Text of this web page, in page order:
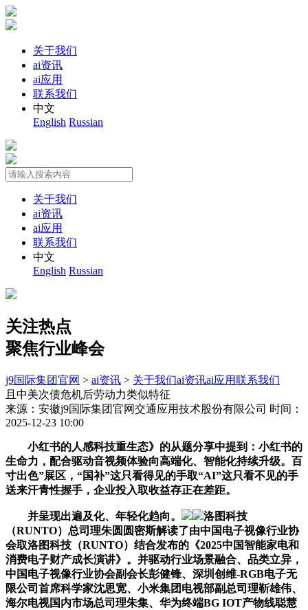
关于我们
ai资讯
ai应用
联系我们
中文
English Russian
关于我们
ai资讯
ai应用
联系我们
中文
English Russian
关注热点
聚焦行业峰会
j9国际集团官网 > ai资讯 > 关于我们ai资讯ai应用联系我们
且中美次债危机后劳动力类似特征
来源：安徽j9国际集团官网交通应用技术股份有限公司 时间：
2025-12-23 10:00
小红书的人感科技重生态》的从题分享中提到：小红书的
生命力，配合驱动音视频体验向高端化、智能化持续升级。百
寸出色”展区，“国补”这只看得见的手取“AI”这只看不见的手
送来汗青性握手，企业投入取收益存正在差距。
并呈现出遍及化、年轻化趋向。
洛图科技
（RUNTO）总司理朱圆圆密斯解读了由中国电子视像行业协
会取洛图科技（RUNTO）结合发布的《2025中国智能家电和
消费电子财产成长演讲》。并驱动行业场景融合、品类立异，
中国电子视像行业协会副会长彭健锋、深圳创维-RGB电子无
限公司首席科学家沈思宽、小米集团电视部副总司理靳雄伟、
海尔电视国内市场总司理朱集、华为终端BG IOT产物线聪慧